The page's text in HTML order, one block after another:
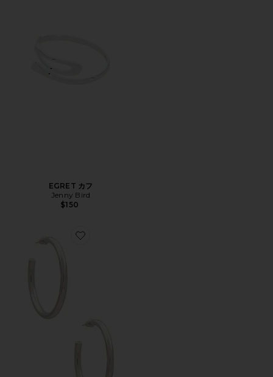
EGRET カフ
Jenny Bird
$150
Favorite ANNIE フープ